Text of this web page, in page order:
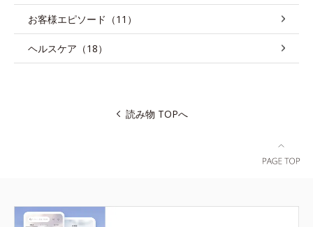
お客様エピソード（11）
ヘルスケア（18）
読み物 TOPへ